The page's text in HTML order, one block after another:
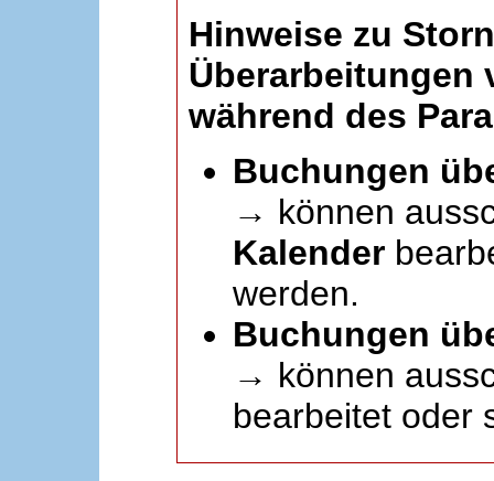
Hinweise zu
Überarbeitungen
während des
Buchungen
→ können
Kalender
werden.
Buchungen
→ können
bearbeitet oder